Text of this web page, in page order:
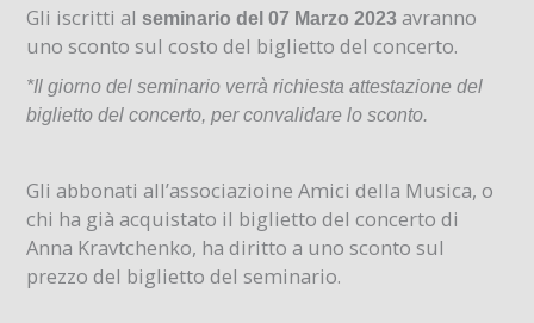
Gli iscritti al seminario del 07 Marzo 2023 avranno
uno sconto sul costo del biglietto del concerto.
*Il giorno del seminario verrà richiesta attestazione del
biglietto del concerto, per convalidare lo sconto.
Gli abbonati all’associazioine Amici della Musica, o
chi ha già acquistato il biglietto del concerto di
Anna Kravtchenko, ha diritto a uno sconto sul
prezzo del biglietto del seminario.